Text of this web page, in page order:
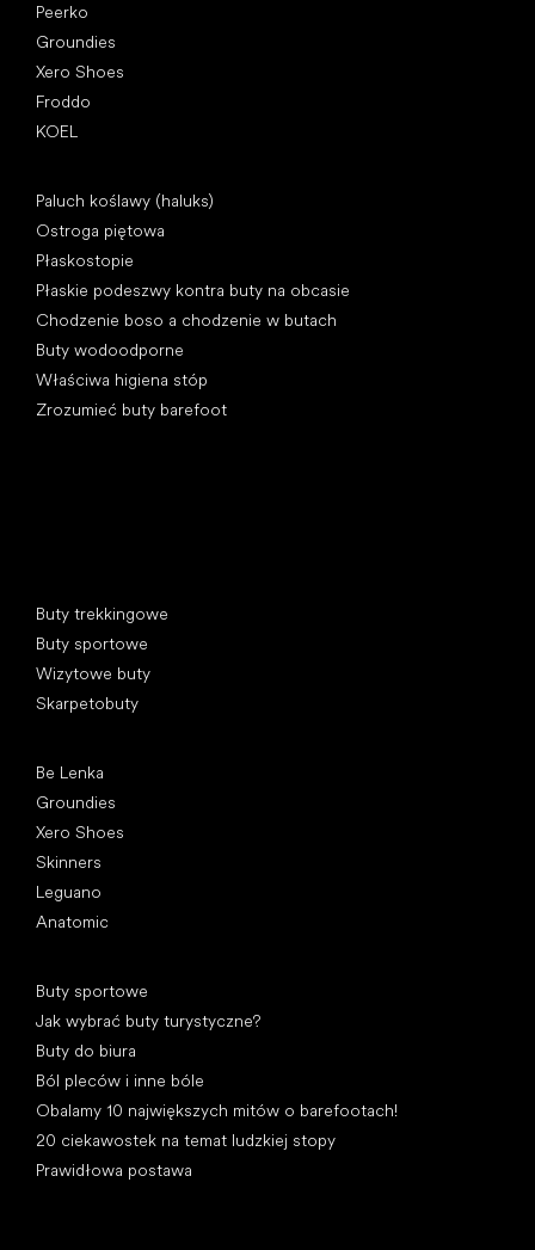
Peerko
Groundies
Xero Shoes
Froddo
KOEL
Paluch koślawy (haluks)
Ostroga piętowa
Płaskostopie
Płaskie podeszwy kontra buty na obcasie
Chodzenie boso a chodzenie w butach
Buty wodoodporne
Właściwa higiena stóp
Zrozumieć buty barefoot
Buty trekkingowe
Buty sportowe
Wizytowe buty
Skarpetobuty
Be Lenka
Groundies
Xero Shoes
Skinners
Leguano
Anatomic
Buty sportowe
Jak wybrać buty turystyczne?
Buty do biura
Ból pleców i inne bóle
Obalamy 10 największych mitów o barefootach!
20 ciekawostek na temat ludzkiej stopy
Prawidłowa postawa